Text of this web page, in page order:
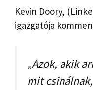
Kevin Doory,
igazgatója
„Azok, akik
mit